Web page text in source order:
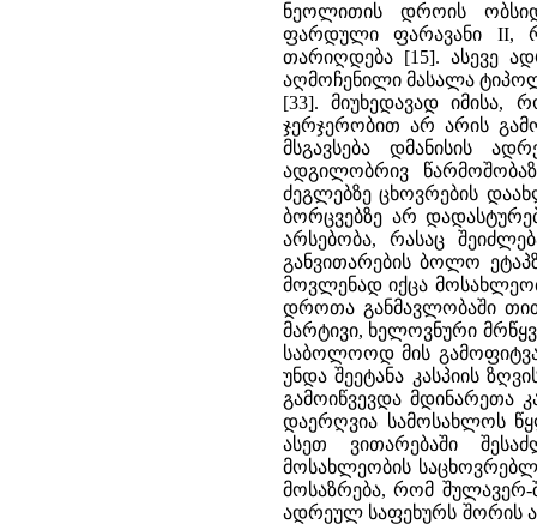
ნეოლითის დროის
ფარდული ფარავანი II,
თარიღდება [15]. ასევე
აღმოჩენილი მასალა
[33]. მიუხედავად იმისა,
ჯერჯერობით არ არის
მსგავსება დმანისის
ადგილობრივ
ძეგლებზე ცხოვრების
ბორცვებზე არ
არსებობა, რასაც
განვითარების ბოლო
მოვლენად იქცა
დროთა განმავლობაში
მარტივი, ხელოვნური
საბოლოოდ მის
უნდა შეეტანა კასპიის
გამოიწვევდა მდინარეთა
დაერღვია სამოსახლოს
ასეთ ვითარებაში
მოსახლეობის
მოსაზრება, რომ
ადრეულ საფეხურს შორის